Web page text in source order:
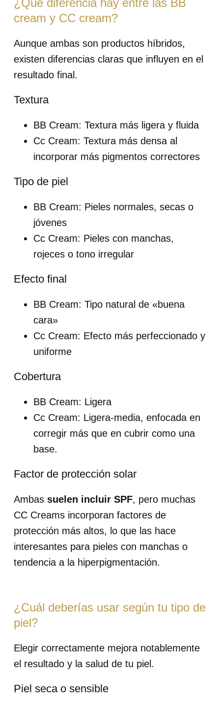
¿Qué diferencia hay entre las BB
cream y CC cream?
Aunque ambas son productos híbridos,
existen diferencias claras que influyen en el
resultado final.
Textura
BB Cream: Textura más ligera y fluida
Cc Cream: Textura más densa al
incorporar más pigmentos correctores
Tipo de piel
BB Cream: Pieles normales, secas o
jóvenes
Cc Cream: Pieles con manchas,
rojeces o tono irregular
Efecto final
BB Cream: Tipo natural de «buena
cara»
Cc Cream: Efecto más perfeccionado y
uniforme
Cobertura
BB Cream: Ligera
Cc Cream: Ligera-media, enfocada en
corregir más que en cubrir como una
base.
Factor de protección solar
Ambas suelen incluir SPF, pero muchas
CC Creams incorporan factores de
protección más altos, lo que las hace
interesantes para pieles con manchas o
tendencia a la hiperpigmentación.
¿Cuál deberías usar según tu tipo de
piel?
Elegir correctamente mejora notablemente
el resultado y la salud de tu piel.
Piel seca o sensible